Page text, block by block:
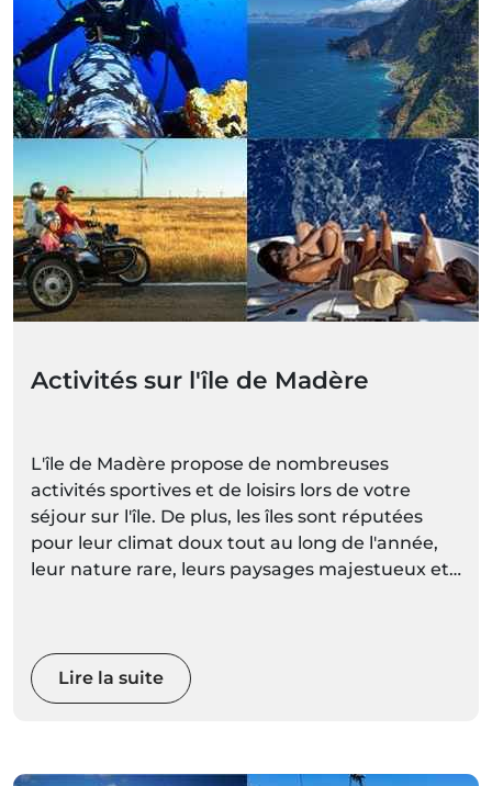
Activités sur l'île de Madère
L'île de Madère propose de nombreuses
activités sportives et de loisirs lors de votre
séjour sur l'île. De plus, les îles sont réputées
pour leur climat doux tout au long de l'année,
leur nature rare, leurs paysages majestueux et
magnifiques, vous pourrez choisir une activité
plus calme, ou réveiller votre adrénaline avec
des sports extrêmes.
Lire la suite